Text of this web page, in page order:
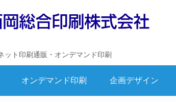
ット印刷通販・オンデマンド印刷
オンデマンド印刷 企画デザイン